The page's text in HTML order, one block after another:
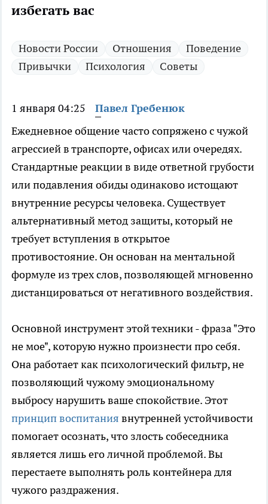
избегать вас
Новости России Отношения
Поведение
Привычки
Психология Советы
1 января 04:25
Павел Гребенюк
Ежедневное общение часто сопряжено с чужой
агрессией в транспорте, офисах или очередях.
Стандартные реакции в виде ответной грубости
или подавления обиды одинаково истощают
внутренние ресурсы человека. Существует
альтернативный метод защиты, который не
требует вступления в открытое
противостояние. Он основан на ментальной
формуле из трех слов, позволяющей мгновенно
дистанцироваться от негативного воздействия.
Основной инструмент этой техники - фраза "Это
не мое", которую нужно произнести про себя.
Она работает как психологический фильтр, не
позволяющий чужому эмоциональному
выбросу нарушить ваше спокойствие. Этот
принцип воспитания внутренней устойчивости
помогает осознать, что злость собеседника
является лишь его личной проблемой. Вы
перестаете выполнять роль контейнера для
чужого раздражения.